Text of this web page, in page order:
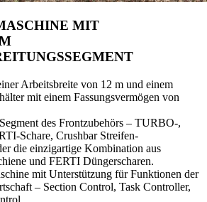
MIT
Arbeitsbreite von 12 m und einem
mit einem Fassungsvermögen von
des Frontzubehörs – TURBO-,
Schare, Crushbar Streifen-
die einzigartige Kombination aus
und FERTI Düngerscharen.
mit Unterstützung für Funktionen der
– Section Control, Task Controller,